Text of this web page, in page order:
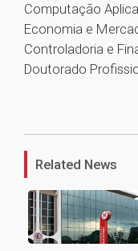
Computação
Economia e
Controladoria e
Doutorado
Related News